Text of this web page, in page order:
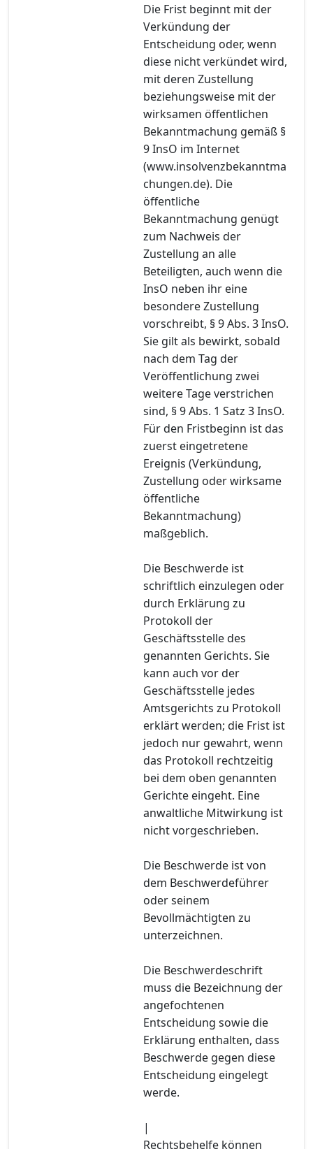
Die Frist beginnt mit der
Verkündung der
Entscheidung oder, wenn
diese nicht verkündet wird,
mit deren Zustellung
beziehungsweise mit der
wirksamen öffentlichen
Bekanntmachung gemäß §
9 InsO im Internet
(www.insolvenzbekanntma
chungen.de). Die
öffentliche
Bekanntmachung genügt
zum Nachweis der
Zustellung an alle
Beteiligten, auch wenn die
InsO neben ihr eine
besondere Zustellung
vorschreibt, § 9 Abs. 3 InsO.
Sie gilt als bewirkt, sobald
nach dem Tag der
Veröffentlichung zwei
weitere Tage verstrichen
sind, § 9 Abs. 1 Satz 3 InsO.
Für den Fristbeginn ist das
zuerst eingetretene
Ereignis (Verkündung,
Zustellung oder wirksame
öffentliche
Bekanntmachung)
maßgeblich.
Die Beschwerde ist
schriftlich einzulegen oder
durch Erklärung zu
Protokoll der
Geschäftsstelle des
genannten Gerichts. Sie
kann auch vor der
Geschäftsstelle jedes
Amtsgerichts zu Protokoll
erklärt werden; die Frist ist
jedoch nur gewahrt, wenn
das Protokoll rechtzeitig
bei dem oben genannten
Gerichte eingeht. Eine
anwaltliche Mitwirkung ist
nicht vorgeschrieben.
Die Beschwerde ist von
dem Beschwerdeführer
oder seinem
Bevollmächtigten zu
unterzeichnen.
Die Beschwerdeschrift
muss die Bezeichnung der
angefochtenen
Entscheidung sowie die
Erklärung enthalten, dass
Beschwerde gegen diese
Entscheidung eingelegt
werde.
|
Rechtsbehelfe können